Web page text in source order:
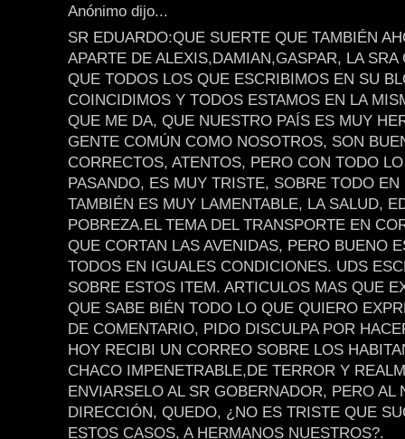
Anónimo dijo...
SR EDUARDO:QUE SUERTE QUE TAMBIÉN
APARTE DE ALEXIS,DAMIAN,GASPAR, LA SRA
QUE TODOS LOS QUE ESCRIBIMOS EN SU
COINCIDIMOS Y TODOS ESTAMOS EN LA
QUE ME DA, QUE NUESTRO PAÍS ES MUY
GENTE COMÚN COMO NOSOTROS, SON
CORRECTOS, ATENTOS, PERO CON TODO
PASANDO, ES MUY TRISTE, SOBRE TODO
TAMBIÉN ES MUY LAMENTABLE, LA SALUD,
POBREZA.EL TEMA DEL TRANSPORTE EN
QUE CORTAN LAS AVENIDAS, PERO BUENO
TODOS EN IGUALES CONDICIONES. UDS
SOBRE ESTOS ITEM. ARTICULOS MAS QUE
QUE SABE BIÉN TODO LO QUE QUIERO
DE COMENTARIO, PIDO DISCULPA POR
HOY RECIBI UN CORREO SOBRE LOS
CHACO IMPENETRABLE,DE TERROR Y
ENVIARSELO AL SR GOBERNADOR, PERO AL
DIRECCIÓN, QUEDO, ¿NO ES TRISTE QUE
ESTOS CASOS, A HERMANOS NUESTROS?.